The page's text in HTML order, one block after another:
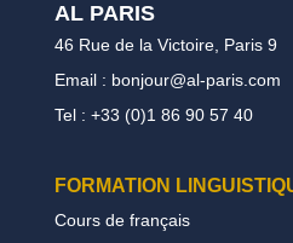
AL PARIS
46 Rue de la Victoire, Paris 9
Email : bonjour@al-paris.com
Tel : +33 (0)1 86 90 57 40
FORMATION
Cours de français